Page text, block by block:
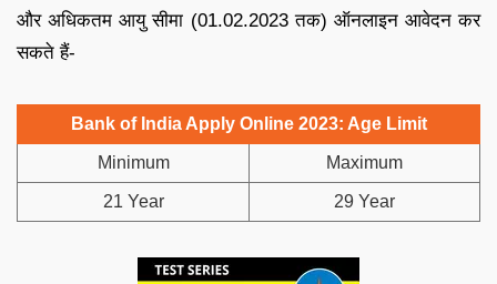
और अधिकतम आयु सीमा (01.02.2023 तक) ऑनलाइन आवेदन कर
सकते हैं-
Bank of India Apply Online 2023: Age Limit
Minimum Maximum
21 Year 29 Year